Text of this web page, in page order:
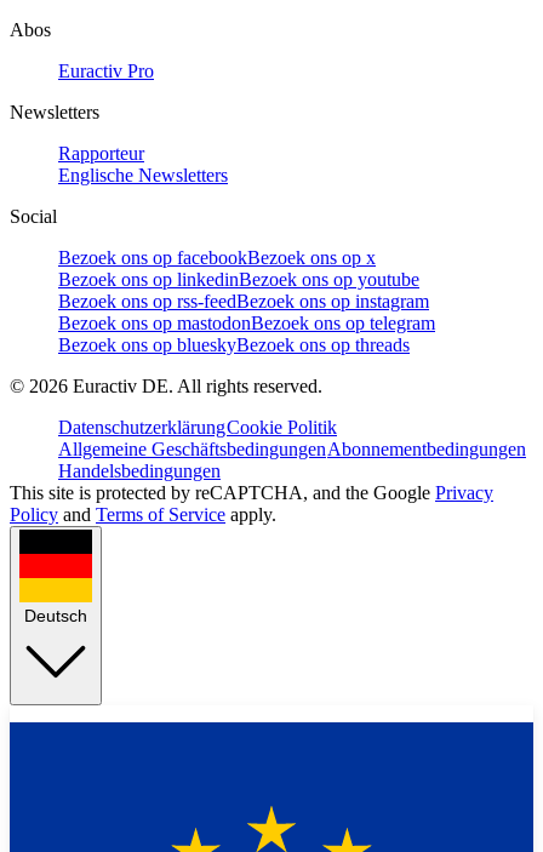
Abos
Euractiv Pro
Newsletters
Rapporteur
Englische Newsletters
Social
Bezoek ons op facebookBezoek ons op x
Bezoek ons op linkedinBezoek ons op youtube
Bezoek ons op rss-feedBezoek ons op instagram
Bezoek ons op mastodonBezoek ons op telegram
Bezoek ons op blueskyBezoek ons op threads
© 2026 Euractiv DE. All rights reserved.
DatenschutzerklärungCookie Politik
Allgemeine GeschäftsbedingungenAbonnementbedingungen
Handelsbedingungen
This site is protected by reCAPTCHA, and the Google Privacy
Policy and Terms of Service apply.
Deutsch